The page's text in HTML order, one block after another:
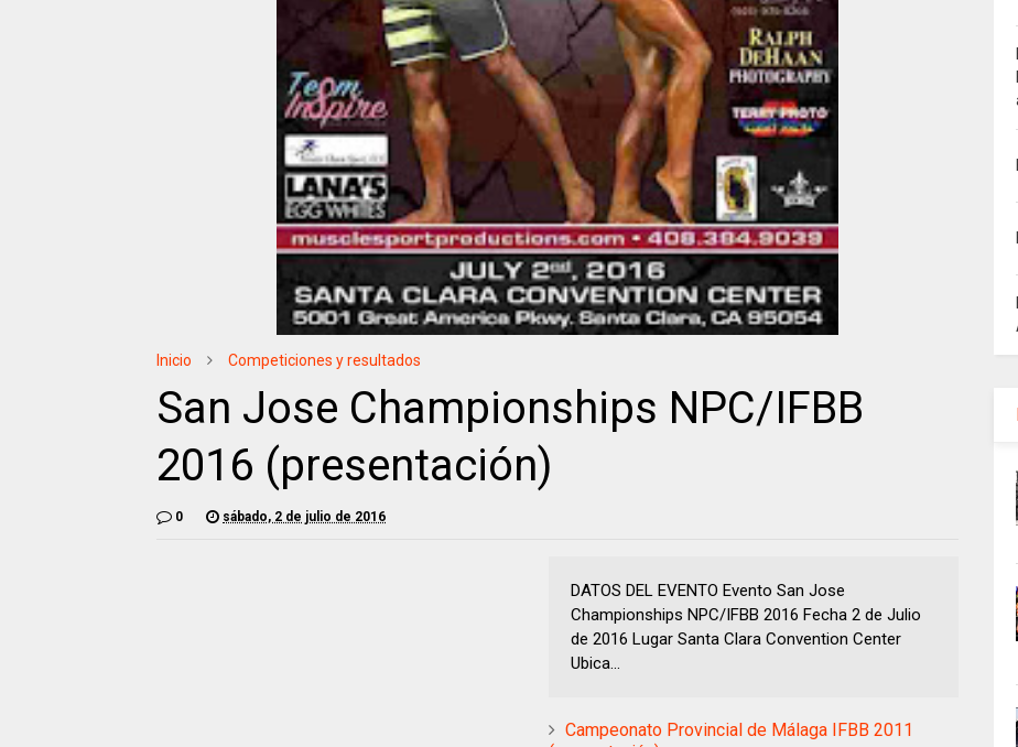
Inicio Competiciones y resultados
San Jose Championships NPC/IFBB
2016 (presentación)
0 sábado, 2 de julio de 2016
DATOS DEL EVENTO Evento San Jose
Championships NPC/IFBB 2016 Fecha 2 de Julio
de 2016 Lugar Santa Clara Convention Center
Ubica...
Campeonato Provincial de Málaga IFBB 2011